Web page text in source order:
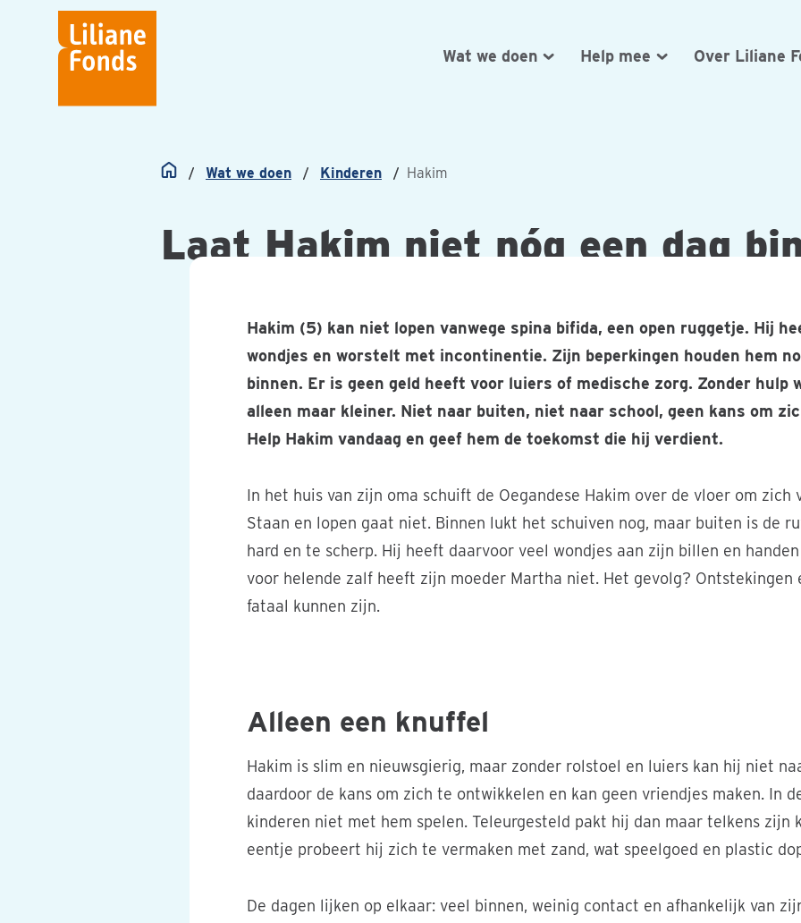
Liliane
Fonds
Wat we doen Help mee Over Liliane
Home Wat we doen Kinderen Hakim
Laat Hakim niet nóg een dag
Hakim (5) kan niet lopen vanwege spina bifida, een open ruggetje. Hij
wondjes en worstelt met incontinentie. Zijn beperkingen houden hem
binnen. Er is geen geld heeft voor luiers of medische zorg. Zonder hulp
alleen maar kleiner. Niet naar buiten, niet naar school, geen kans om
Help Hakim vandaag en geef hem de toekomst die hij verdient.
In het huis van zijn oma schuift de Oegandese Hakim over de vloer om zich
Staan en lopen gaat niet. Binnen lukt het schuiven nog, maar buiten is de
hard en te scherp. Hij heeft daarvoor veel wondjes aan zijn billen en
voor helende zalf heeft zijn moeder Martha niet. Het gevolg? Ontstekingen
fataal kunnen zijn.
Alleen een knuffel
Hakim is slim en nieuwsgierig, maar zonder rolstoel en luiers kan hij niet
daardoor de kans om zich te ontwikkelen en kan geen vriendjes maken. In
kinderen niet met hem spelen. Teleurgesteld pakt hij dan maar telkens zijn
eentje probeert hij zich te vermaken met zand, wat speelgoed en plastic
De dagen lijken op elkaar: veel binnen, weinig contact en afhankelijk van